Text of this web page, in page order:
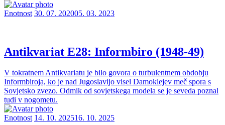
Enotnost 30. 07. 202005. 03. 2023
Antikvariat E28: Informbiro (1948-49)
V tokratnem Antikvariatu je bilo govora o turbulentnem obdobju
Informbiroja, ko je nad Jugoslavijo visel Damoklejev meč spora s
Sovjetsko zvezo. Odmik od sovjetskega modela se je seveda poznal
tudi v nogometu.
Enotnost 14. 10. 202516. 10. 2025